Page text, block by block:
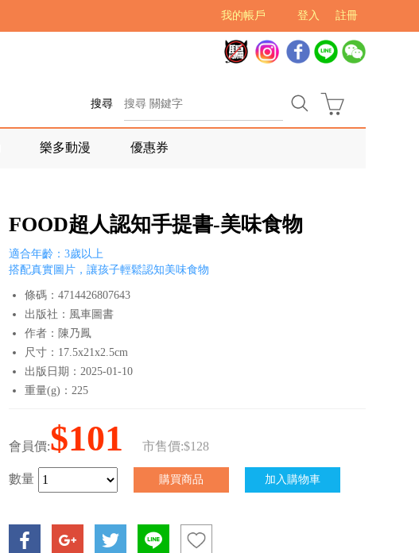
註冊
登入
我的帳戶
搜尋
樂多動漫 優惠券
FOOD超人認知手提書-美味食物
適合年齡：3歲以上
搭配真實圖片，讓孩子輕鬆認知美味食物
條碼：4714426807643
出版社：風車圖書
作者：陳乃鳳
尺寸：17.5x21x2.5cm
出版日期：2025-01-10
重量(g)：225
會員價:$101 市售價:$128
數量